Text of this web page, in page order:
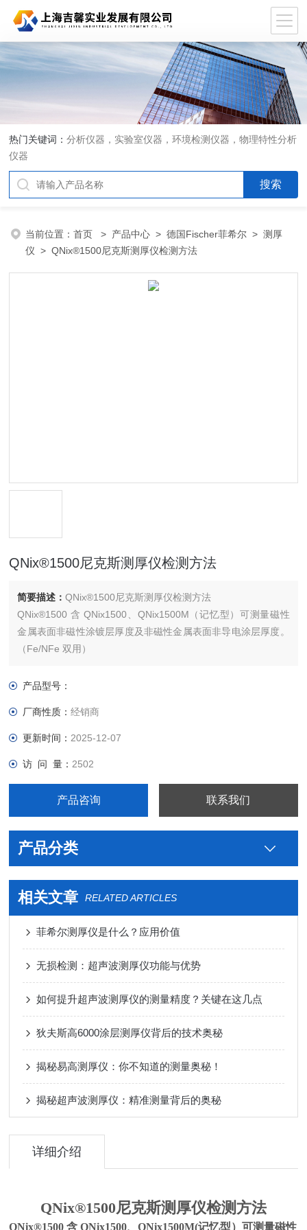
热门关键词：分析仪器，实验室仪器，环境检测仪器，物理特性分析
仪器
当前位置：首页 > 产品中心 >德国Fischer菲希尔 >测厚
仪 > QNix®1500尼克斯测厚仪检测方法
QNix®1500尼克斯测厚仪检测方法
简要描述：QNix®1500尼克斯测厚仪检测方法
QNix®1500 含 QNix1500、QNix1500M（记忆型）可测量磁性
金属表面非磁性涂镀层厚度及非磁性金属表面非导电涂层厚度。
（Fe/NFe 双用）
产品型号：
厂商性质：经销商
更新时间： 2025-12-07
访 问 量： 2502
产品咨询 联系我们
产品分类
相关文章 RELATED ARTICLES
菲希尔测厚仪是什么？应用价值
无损检测：超声波测厚仪功能与优势
如何提升超声波测厚仪的测量精度？关键在这几点
狄夫斯高6000涂层测厚仪背后的技术奥秘
揭秘易高测厚仪：你不知道的测量奥秘！
揭秘超声波测厚仪：精准测量背后的奥秘
详细介绍
QNix®1500尼克斯测厚仪检测方法
QNix®1500 含 QNix1500、QNix1500M(记忆型）可测量磁性